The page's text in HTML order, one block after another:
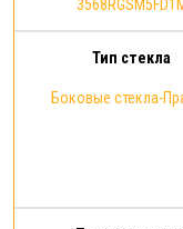
Тип стекла
Боковые стекла-